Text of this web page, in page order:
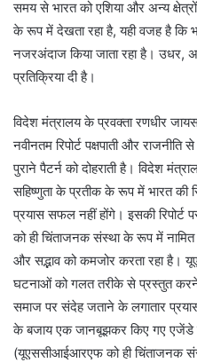
समय से भारत को एशिया और अन्य
के रूप में देखता रहा है, यही वजह है कि
नजरअंदाज किया जाता रहा है। उधर,
प्रतिक्रिया दी है।
विदेश मंत्रालय के प्रवक्ता रणधीर
नवीनतम रिपोर्ट पक्षपाती और
पुराने पैटर्न को दोहराती है। विदेश
सहिष्णुता के प्रतीक के रूप में भारत की
प्रयास सफल नहीं होंगे। इसकी
को ही चिंताजनक संस्था के रूप में नामित
और सद्भाव को कमजोर करता रहा है।
घटनाओं को गलत तरीके से प्रस्तुत
समाज पर संदेह जताने के लगातार प्रयास
के बजाय एक जानबूझकर किए गए एजेंडे
(यूएससीआईआरएफ को ही चिंताजनक